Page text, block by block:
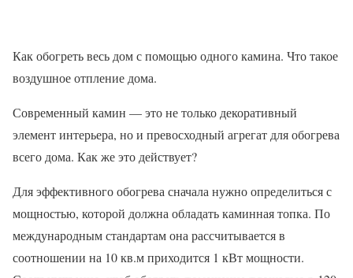
Как обогреть весь дом с помощью одного камина. Что такое
воздушное отпление дома.
Современный камин — это не только декоративный
элемент интерьера, но и превосходный агрегат для обогрева
всего дома. Как же это действует?
Для эффективного обогрева сначала нужно определиться с
мощностью, которой должна обладать каминная топка. По
международным стандартам она рассчитывается в
соотношении на 10 кв.м приходится 1 кВт мощности.